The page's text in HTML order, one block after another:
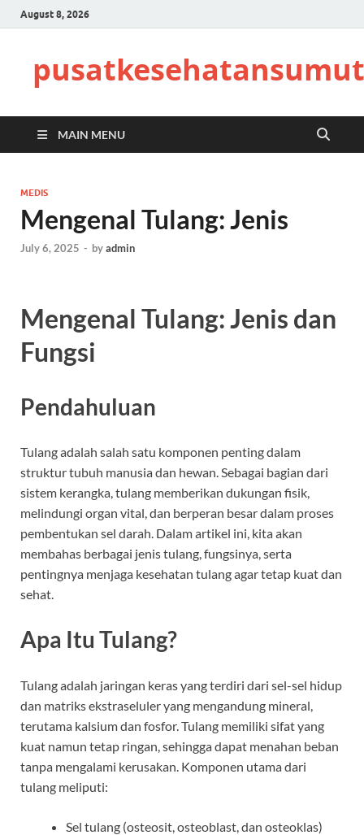
August 8, 2026
MAIN MENU
MEDIS
Mengenal Tulang: Jenis
July 6, 2025 - byadmin
Mengenal Tulang: Jenis dan
Fungsi
Pendahuluan
Tulang adalah salah satu komponen penting dalam
struktur tubuh manusia dan hewan. Sebagai bagian dari
sistem kerangka, tulang memberikan dukungan fisik,
melindungi organ vital, dan berperan besar dalam proses
pembentukan sel darah. Dalam artikel ini, kita akan
membahas berbagai jenis tulang, fungsinya, serta
pentingnya menjaga kesehatan tulang agar tetap kuat dan
sehat.
Apa Itu Tulang?
Tulang adalah jaringan keras yang terdiri dari sel-sel hidup
dan matriks ekstraseluler yang mengandung mineral,
terutama kalsium dan fosfor. Tulang memiliki sifat yang
kuat namun tetap ringan, sehingga dapat menahan beban
tanpa mengalami kerusakan. Komponen utama dari
tulang meliputi:
Sel tulang (osteosit, osteoblast, dan osteoklas)